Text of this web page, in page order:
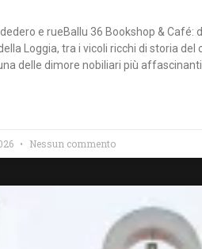
e rueBallu 36 Bookshop & Café:
Loggia, tra i vicoli ricchi di storia
delle dimore nobiliari più affascinanti
Nessun commento